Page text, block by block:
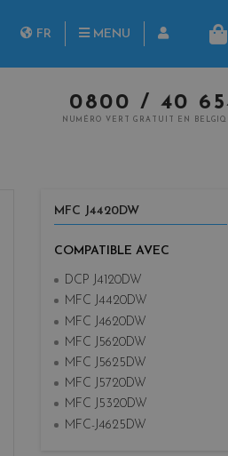
FR MENU
0800 / 40
NUMÉRO VERT GRATUIT EN
MFC J4420DW
COMPATIBLE AVEC
DCP J4120DW
MFC J4420DW
MFC J4620DW
MFC J5620DW
MFC J5625DW
MFC J5720DW
MFC J5320DW
MFC-J4625DW